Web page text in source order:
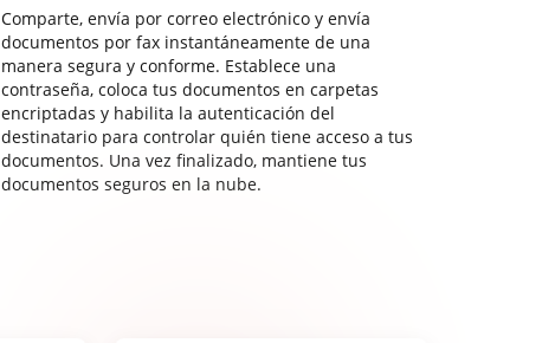
Comparte, envía por correo electrónico y envía
documentos por fax instantáneamente de una
manera segura y conforme. Establece una
contraseña, coloca tus documentos en carpetas
encriptadas y habilita la autenticación del
destinatario para controlar quién tiene acceso a tus
documentos. Una vez finalizado, mantiene tus
documentos seguros en la nube.